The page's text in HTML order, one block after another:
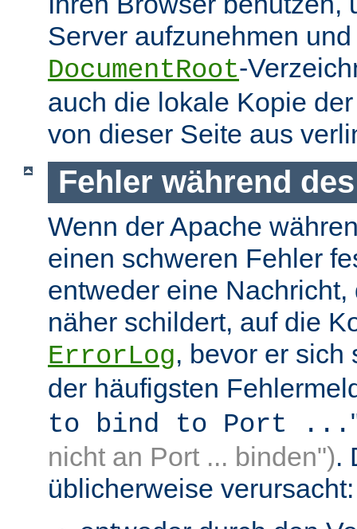
Server aufzunehmen
DocumentRoot-
auch die lokale Kopie
von dieser Seite aus
Fehler während
Wenn der Apache
einen schweren Fehler
entweder eine
näher schildert, auf die
ErrorLog, bevor er sich
der häufigsten
to bind to Port ...
nicht an Port ... binden").
üblicherweise verursacht: